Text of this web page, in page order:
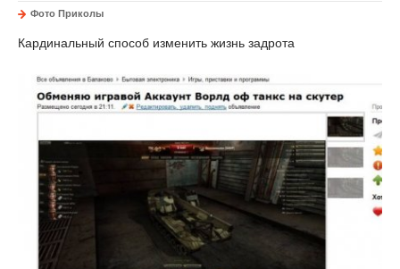
Фото Приколы
Кардинальный способ изменить жизнь задрота